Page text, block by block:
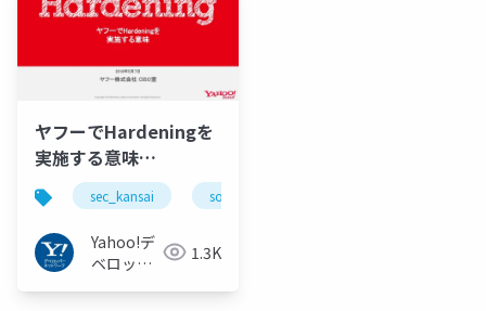
ヤフーでHardeningを
実施する意味
(#sec_kansai
#sosaisec)
sec_kansai sosaisec
Yahoo!デ
ベロッパ
1.3K